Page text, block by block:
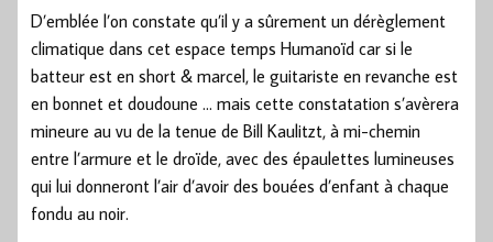
D’emblée l’on constate qu’il y a sûrement un dérèglement
climatique dans cet espace temps Humanoïd car si le
batteur est en short & marcel, le guitariste en revanche est
en bonnet et doudoune … mais cette constatation s’avèrera
mineure au vu de la tenue de Bill Kaulitzt, à mi-chemin
entre l’armure et le droïde, avec des épaulettes lumineuses
qui lui donneront l’air d’avoir des bouées d’enfant à chaque
fondu au noir.